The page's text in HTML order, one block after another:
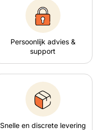
Persoonlijk advies &
support
Snelle en discrete levering